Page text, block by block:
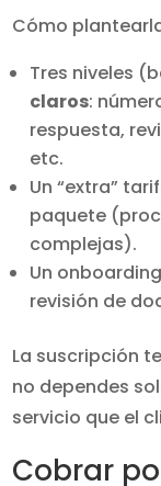
Cómo
Tres niveles
claros:
respuesta,
etc.
Un “extra”
paquete
complejas).
Un
revisión de
La suscripción
no dependes
servicio que el
Cobrar